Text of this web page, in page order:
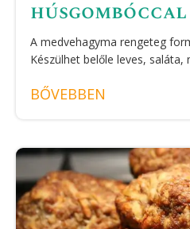
húsgombóccal
A medvehagyma rengeteg
Készülhet belőle leves,
BŐVEBBEN